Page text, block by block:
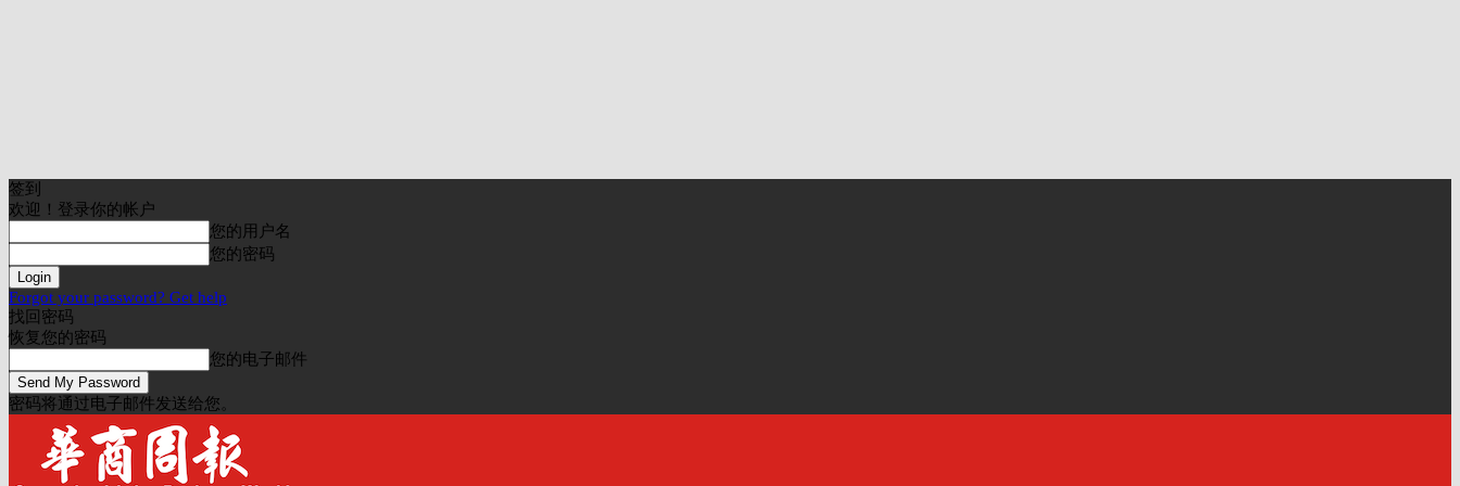
签到
欢迎！登录你的帐户
您的用户名
您的密码
Forgot your password? Get help
找回密码
恢复您的密码
您的电子邮件
密码将通过电子邮件发送给您。